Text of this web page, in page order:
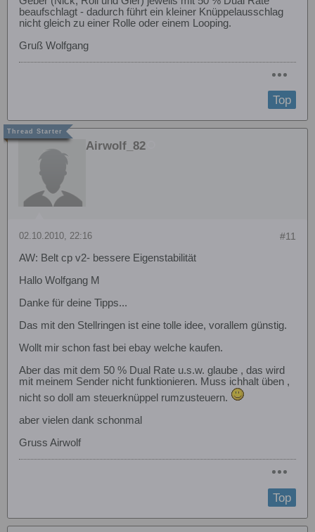
beaufschlagt - dadurch führt ein kleiner Knüppelausschlag
nicht gleich zu einer Rolle oder einem Looping.
Gruß Wolfgang
Top
Airwolf_82
#11
02.10.2010, 22:16
AW: Belt cp v2- bessere Eigenstabilität
Hallo Wolfgang M
Danke für deine Tipps...
Das mit den Stellringen ist eine tolle idee, vorallem günstig.
Wollt mir schon fast bei ebay welche kaufen.
Aber das mit dem 50 % Dual Rate u.s.w. glaube , das wird
mit meinem Sender nicht funktionieren. Muss ichhalt üben ,
nicht so doll am steuerknüppel rumzusteuern.
aber vielen dank schonmal
Gruss Airwolf
Top